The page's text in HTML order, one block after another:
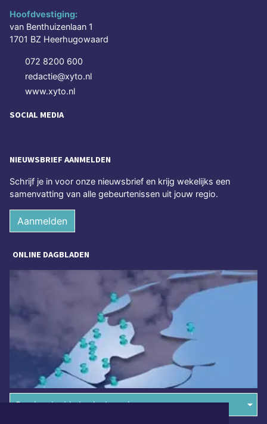
Hoofdvestiging:
van Benthuizenlaan 1
1701 BZ Heerhugowaard
072 8200 600
redactie@xyto.nl
www.xyto.nl
SOCIAL MEDIA
NIEUWSBRIEF AANMELDEN
Schrijf je in voor onze nieuwsbrief en krijg wekelijks een
samenvatting van alle gebeurtenissen uit jouw regio.
Aanmelden
ONLINE DAGBLADEN
Overige dagbladen in de regio